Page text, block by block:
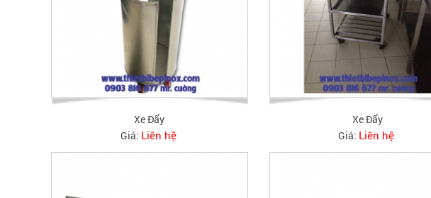
Xe Đẩy
Giá: Liên hệ
Xe Đẩy
Giá: Liên hệ